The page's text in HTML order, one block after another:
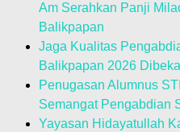
Am Serahkan Panji
Balikpapan
Jaga Kualitas
Balikpapan 2026
Penugasan Alumnus
Semangat Pengabdian
Yayasan Hidayatullah